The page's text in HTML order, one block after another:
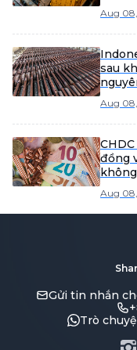
Aug
sau
Aug
đồng
Aug
Gửi tin nhắn
Trò